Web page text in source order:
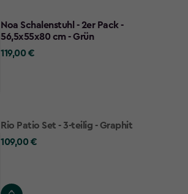
Noa Schalenstuhl - 2er Pack -
56,5x55x80 cm - Grün
119,00
119,00 €
Rio Patio Set - 3-teilig - Graphit
109,00
109,00 €